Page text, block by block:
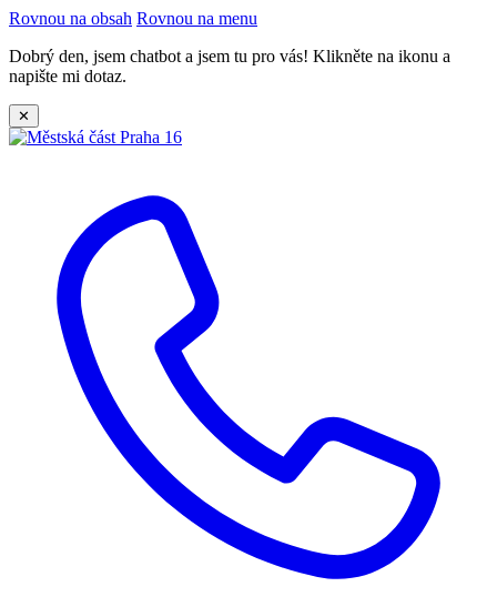
Rovnou na obsah Rovnou na menu
Dobrý den, jsem chatbot a jsem tu pro vás! Klikněte na ikonu a
napište mi dotaz.
✕